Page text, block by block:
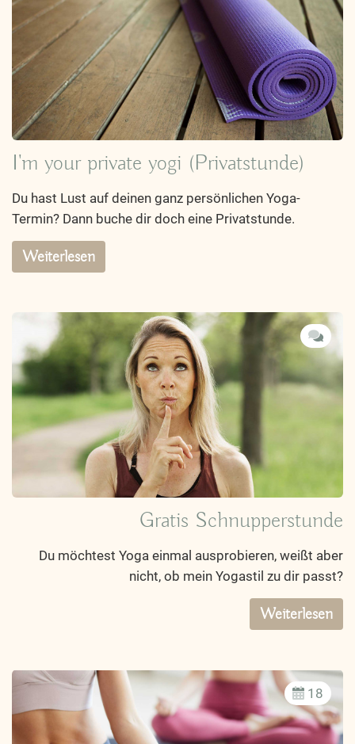
I'm your private yogi (Privatstunde)
Du hast Lust auf deinen ganz persönlichen Yoga-
Termin? Dann buche dir doch eine Privatstunde.
Weiterlesen
Gratis Schnupperstunde
Du möchtest Yoga einmal ausprobieren, weißt aber
nicht, ob mein Yogastil zu dir passt?
Weiterlesen
18